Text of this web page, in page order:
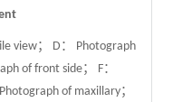
view； D： Photograph
of front side； F：
of maxillary；